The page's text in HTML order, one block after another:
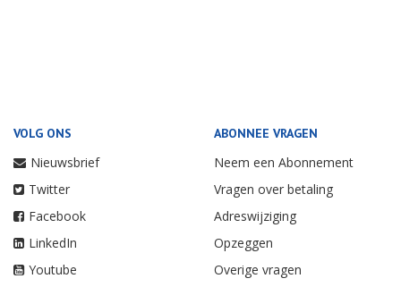
VOLG ONS
Nieuwsbrief
Twitter
Facebook
LinkedIn
Youtube
ABONNEE VRAGEN
Neem een Abonnement
Vragen over betaling
Adreswijziging
Opzeggen
Overige vragen